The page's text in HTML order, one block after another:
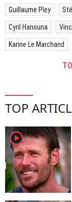
Guillaume Pley
Cyril Hanouna
Karine Le Marchand
TOP
player2